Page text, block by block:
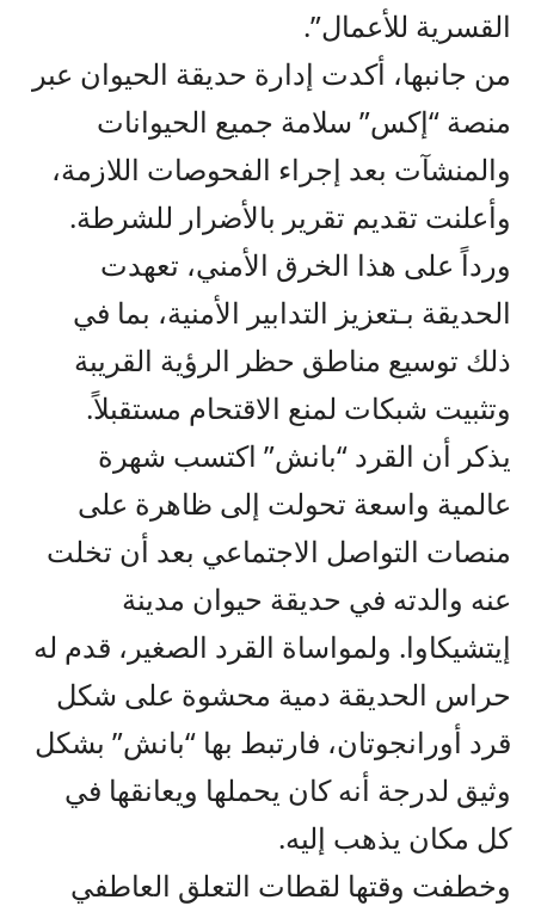
القسرية للأعمال”.
من جانبها، أكدت إدارة حديقة الحيوان عبر
منصة “إكس” سلامة جميع الحيوانات
والمنشآت بعد إجراء الفحوصات اللازمة،
وأعلنت تقديم تقرير بالأضرار للشرطة.
ورداً على هذا الخرق الأمني، تعهدت
الحديقة بـتعزيز التدابير الأمنية، بما في
ذلك توسيع مناطق حظر الرؤية القريبة
وتثبيت شبكات لمنع الاقتحام مستقبلاً.
يذكر أن القرد “بانش” اكتسب شهرة
عالمية واسعة تحولت إلى ظاهرة على
منصات التواصل الاجتماعي بعد أن تخلت
عنه والدته في حديقة حيوان مدينة
إيتشيكاوا. ولمواساة القرد الصغير، قدم له
حراس الحديقة دمية محشوة على شكل
قرد أورانجوتان، فارتبط بها “بانش” بشكل
وثيق لدرجة أنه كان يحملها ويعانقها في
كل مكان يذهب إليه.
وخطفت وقتها لقطات التعلق العاطفي